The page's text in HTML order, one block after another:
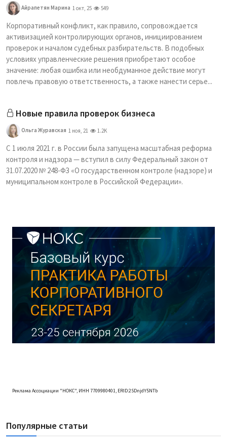
Айрапетян Марина 1 окт, 25 549
Корпоративный конфликт, как правило, сопровождается
активизацией контролирующих органов, инициированием
проверок и началом судебных разбирательств. В подобных
условиях управленческие решения приобретают особое
значение: любая ошибка или необдуманное действие могут
повлечь правовую ответственность, а также нанести серье...
Новые правила проверок бизнеса
Ольга Журавская 1 ноя, 21 1.2K
С 1 июля 2021 г. в России была запущена масштабная реформа
контроля и надзора — вступил в силу Федеральный закон от
31.07.2020 № 248-ФЗ «О государственном контроле (надзоре) и
муниципальном контроле в Российской Федерации».
Реклама Ассоциации "НОКС", ИНН 7709980401, ERID:2SDnjdY5NTb
Популярные статьи